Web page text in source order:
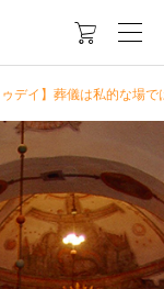

ゥデイ】葬儀は私的な場